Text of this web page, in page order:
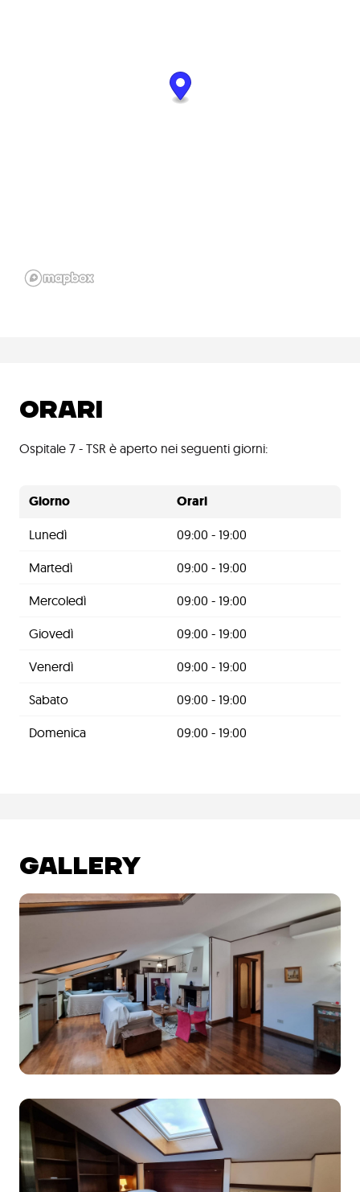
ORARI
Ospitale 7 - TSR è aperto nei seguenti giorni:
Giorno Orari
Lunedì 09:00 - 19:00
Martedì 09:00 - 19:00
Mercoledì 09:00 - 19:00
Giovedì 09:00 - 19:00
Venerdì 09:00 - 19:00
Sabato 09:00 - 19:00
Domenica 09:00 - 19:00
GALLERY